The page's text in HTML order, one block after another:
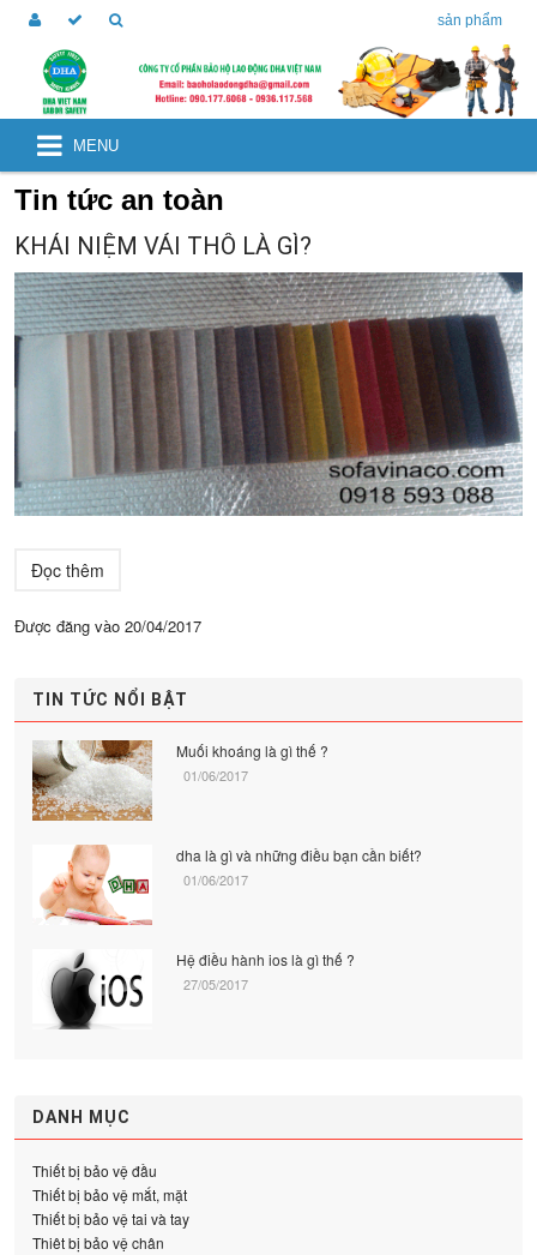
sản phẩm
MENU
Tin tức an toàn
KHÁI NIỆM VẢI THÔ LÀ GÌ?
Đọc thêm
Được đăng vào 20/04/2017
TIN TỨC NỔI BẬT
Muối khoáng là gì thế ?
01/06/2017
dha là gì và những điều bạn cần biết?
01/06/2017
Hệ điều hành ios là gì thế ?
27/05/2017
DANH MỤC
Thiết bị bảo vệ đầu
Thiết bị bảo vệ mắt, mặt
Thiết bị bảo vệ tai và tay
Thiêt bị bảo vệ chân